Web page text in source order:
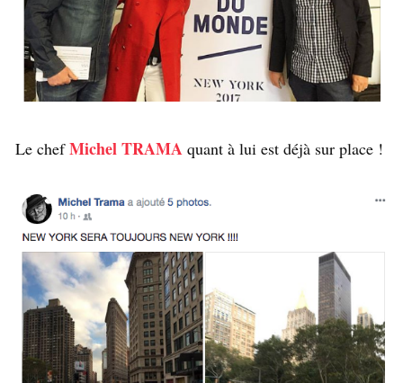
Le chefMichel TRAMA quant à lui est déjà sur place !